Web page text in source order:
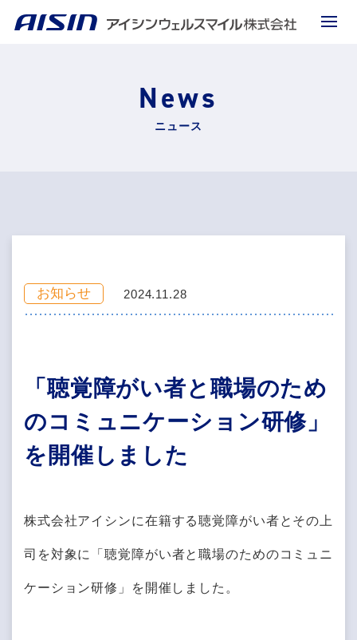
ニュース
News
お知らせ 2024.11.28
「聴覚障がい者と職場のため
のコミュニケーション研修」
を開催しました
株式会社アイシンに在籍する聴覚障がい者とその上
司を対象に「聴覚障がい者と職場のためのコミュニ
ケーション研修」を開催しました。